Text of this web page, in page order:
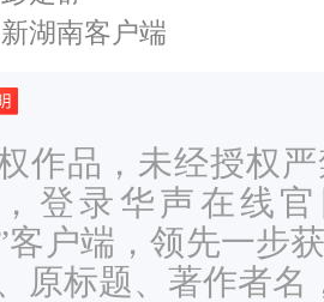
湖南客户端
作品，未经授权
登录华声在线官
客户端，领先一步
原标题、著作者名